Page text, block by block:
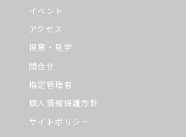
イベント
アクセス
視察・見学
問合せ
指定管理者
個人情報保護方針
サイトポリシー